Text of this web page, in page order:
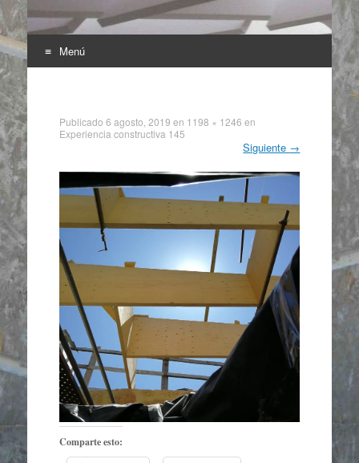
Menú
Publicado 6 agosto, 2019 en 1198 × 1246 en
Experiencia constructiva 145
Siguiente →
Comparte esto: